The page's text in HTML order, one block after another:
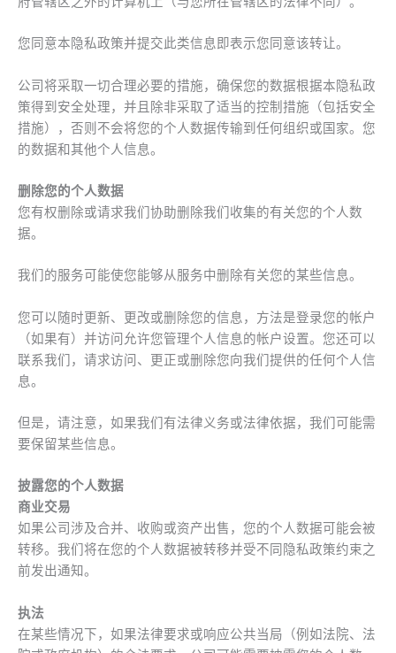
您同意本隐私政策并提交此类信息即表示您同意该转让。
公司将采取一切合理必要的措施，确保您的数据根据​​本隐私政
策得到安全处理，并且除非采取了适当的控制措施（包括安全
措施），否则不会将您的个人数据传输到任何组织或国家。您
的数据和其他个人信息。
删除您的个人数据
您有权删除或请求我们协助删除我们收集的有关您的个人数
据。
我们的服务可能使您能够从服务中删除有关您的某些信息。
您可以随时更新、更改或删除您的信息，方法是登录您的帐户
（如果有）并访问允许您管理个人信息的帐户设置。您还可以
联系我们，请求访问、更正或删除您向我们提供的任何个人信
息。
但是，请注意，如果我们有法律义务或法律依据，我们可能需
要保留某些信息。
披露您的个人数据
商业交易
如果公司涉及合并、收购或资产出售，您的个人数据可能会被
转移。我们将在您的个人数据被转移并受不同隐私政策约束之
前发出通知。
执法
在某些情况下，如果法律要求或响应公共当局（例如法院、法